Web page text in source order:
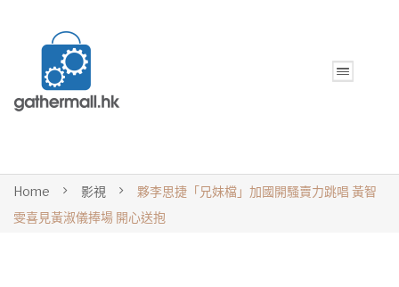
Home 影視
夥李思捷「兄妹檔」加國開騷賣力跳唱 黃智
雯喜見黃淑儀捧場 開心送抱